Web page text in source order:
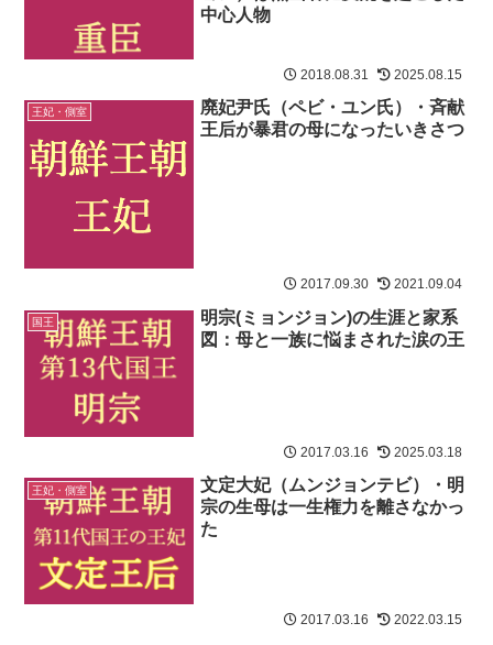
中心人物
2018.08.31 2025.08.15
王妃・側室
廃妃尹氏（ペビ・ユン氏）・斉献
王后が暴君の母になったいきさつ
2017.09.30 2021.09.04
国王
明宗(ミョンジョン)の生涯と家系
図：母と一族に悩まされた涙の王
2017.03.16 2025.03.18
王妃・側室
文定大妃（ムンジョンテビ）・明
宗の生母は一生権力を離さなかっ
た
2017.03.16 2022.03.15